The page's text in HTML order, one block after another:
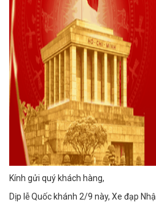
Kính gửi quý khách hàng,
Dịp lễ Quốc khánh 2/9 này, Xe đạp